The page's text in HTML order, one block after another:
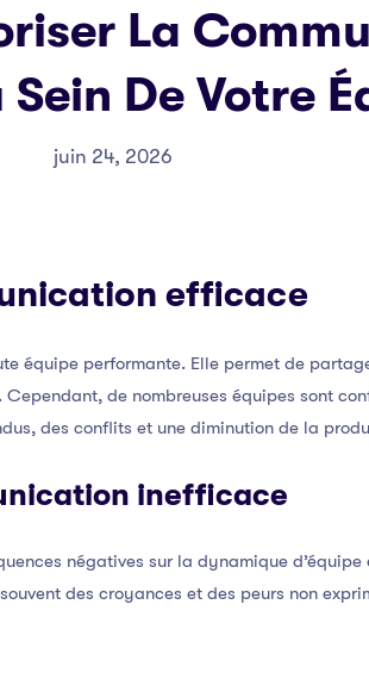
La
De Votre
juin 24, 2026
efficace
équipe performante. Elle permet de
de nombreuses équipes sont
des conflits et une diminution de la
inefficace
négatives sur la dynamique
des croyances et des peurs non